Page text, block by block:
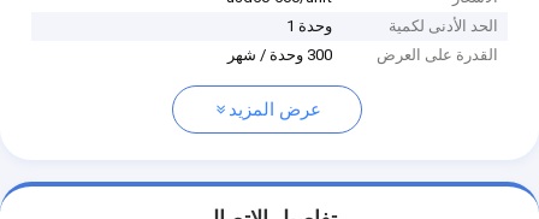
الحد الأدنى لكمية
وحدة 1
القدرة على العرض
300 وحدة / شهر
عرض المزيد